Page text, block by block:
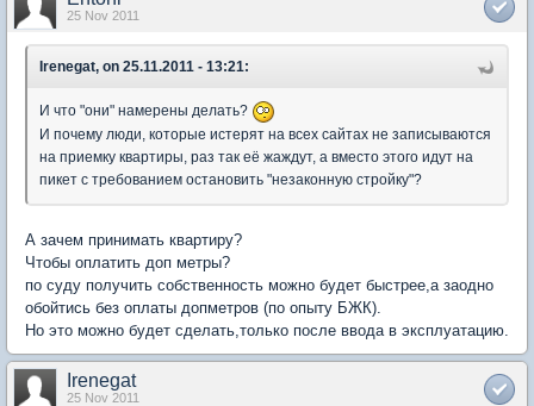
25 Nov 2011
Irenegat, on 25.11.2011 - 13:21:
И что "они" намерены делать?
И почему люди, которые истерят на всех сайтах не записываются
на приемку квартиры, раз так её жаждут, а вместо этого идут на
пикет с требованием остановить "незаконную стройку"?
А зачем принимать квартиру?
Чтобы оплатить доп метры?
по суду получить собственность можно будет быстрее,а заодно
обойтись без оплаты допметров (по опыту БЖК).
Но это можно будет сделать,только после ввода в эксплуатацию.
Irenegat
25 Nov 2011